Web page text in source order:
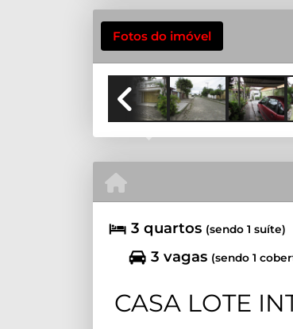
Fotos do imóvel
Previous
3 quartos (sendo 1 suíte)
3 vagas (sendo 1
CASA LOTE